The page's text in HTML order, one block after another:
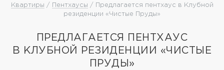
Квартиры / Пентхаусы / Предлагается пентхаус в Клубной
резиденции «Чистые Пруды»
ПРЕДЛАГАЕТСЯ ПЕНТХАУС
В КЛУБНОЙ РЕЗИДЕНЦИИ «ЧИСТЫЕ
ПРУДЫ»